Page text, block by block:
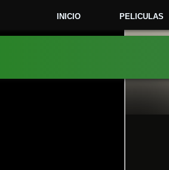
INICIO PELICULAS